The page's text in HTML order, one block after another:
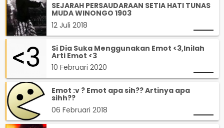
SEJARAH PERSAUDARAAN SETIA HATI TUNAS
MUDA WINONGO 1903
12 Juli 2018
Si Dia Suka Menggunakan Emot <3,Inilah
Arti Emot <3
10 Februari 2020
Emot :v ? Emot apa sih?? Artinya apa
sihh??
06 Februari 2018